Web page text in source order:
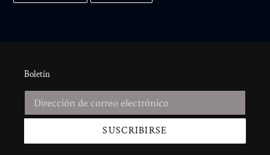
FACEBOOK
TWITTER
Boletín
SUSCRIBIRSE